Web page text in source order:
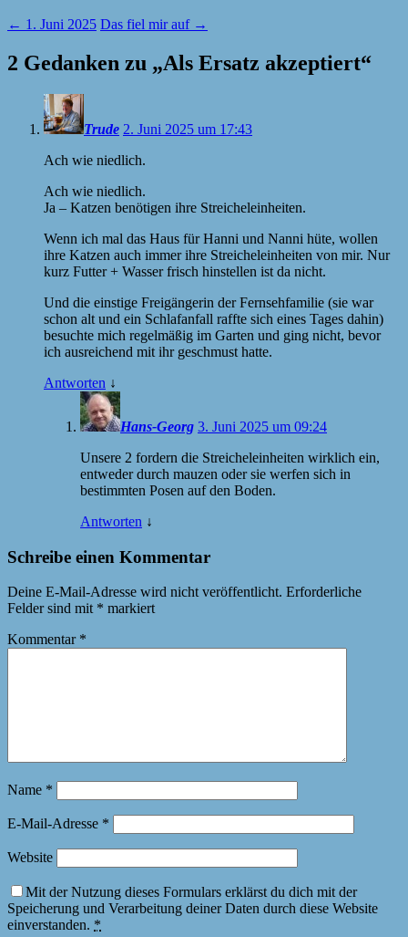
← 1. Juni 2025 Das fiel mir auf →
2 Gedanken zu „Als Ersatz akzeptiert“
Trude 2. Juni 2025 um 17:43
Ach wie niedlich.
Ach wie niedlich.
Ja – Katzen benötigen ihre Streicheleinheiten.
Wenn ich mal das Haus für Hanni und Nanni hüte, wollen
ihre Katzen auch immer ihre Streicheleinheiten von mir. Nur
kurz Futter + Wasser frisch hinstellen ist da nicht.
Und die einstige Freigängerin der Fernsehfamilie (sie war
schon alt und ein Schlafanfall raffte sich eines Tages dahin)
besuchte mich regelmäßig im Garten und ging nicht, bevor
ich ausreichend mit ihr geschmust hatte.
Antworten ↓
Hans-Georg 3. Juni 2025 um 09:24
Unsere 2 fordern die Streicheleinheiten wirklich ein,
entweder durch mauzen oder sie werfen sich in
bestimmten Posen auf den Boden.
Antworten ↓
Schreibe einen Kommentar
Deine E-Mail-Adresse wird nicht veröffentlicht. Erforderliche
Felder sind mit * markiert
Kommentar *
Name *
E-Mail-Adresse *
Website
Mit der Nutzung dieses Formulars erklärst du dich mit der
Speicherung und Verarbeitung deiner Daten durch diese Website
einverstanden. *